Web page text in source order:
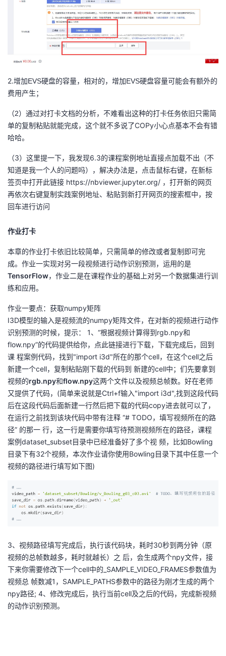
博
的
坛
我
圈
的
播
我
活
的
注
我
的
开
发
者
学
堂
的
课
程
我
的
认
证
我
的
实
验
我
的
收
藏
我
的
Programs
我
的
支
持
我
技
术
支
持
的
云
声
建
议
2.增加EVS硬盘的容量，相对的，增加EVS硬盘容量可能会有额外的
费用产生；
（2） 通过对打卡文档的分析，不难看出这种的打卡任务依旧只需简
单的复制粘贴就能完成，这个就不多说了COPy小心点基本不会有错
哈哈。
（3）这里提一下，我发现6.3的课程案例地址直接点加载不出（不
知道是我一个人的问题吗），解决办法是，点击鼠标右键，在新标
签页中打开此链接 https://nbviewer.jupyter.org/ ，打开新的网页
再依次右键复制实践案例地址、粘贴到新打开网页的搜索框中，按
回车进行访问
作业打卡
本章的作业打卡依旧比较简单，只需简单的修改或者复制即可完
成。作业一实现对另一段视频进行动作识别预测，运用的是
TensorFlow，作业二是在课程作业的基础上对另一个数据集进行训
练和应用。
作业一要点：获取numpy矩阵
I3D模型的输入是视频流的numpy矩阵文件，在对新的视频进行动作
识别预测的时候，提示： 1、“根据视频计算得到rgb.npy和
flow.npy”的代码提供给你，点此链接进行下载，下载完成后，回到
课 程案例代码，找到"import i3d"所在的那个cell，在这个cell之后
新建一个cell，复制粘贴刚下载的代码到 新建的cell中；们先要拿到
视频的rgb.npy和flow.npy这两个文件以及视频总帧数。好在老师
又提供了代码，(简单来说就是Ctrl+f输入"import i3d",找到这段代码
后在这段代码后面新建一行然后把下载的代码copy进去就可以了，
在运行之前找到该块代码中带有注释 “# TODO，填写视频所在的路
径” 的那一 行，这一行是需要你填写待预测视频所在的路径，课程
案例dataset_subset目录中已经准备好了多个视 频，比如Bowling
目录下有32个视频，本次作业请你使用Bowling目录下其中任意一个
视频的路径进行填写如下图)
3、视频路径填写完成后，执行该代码块，耗时30秒到两分钟（原
视频的总帧数越多，耗时就越长）之 后，会生成两个npy文件，接
下来你需要修改下一个cell中的_SAMPLE_VIDEO_FRAMES参数值为
视频总 帧数减1，SAMPLE_PATHS参数中的路径为刚才生成的两个
npy路径; 4、修改完成后，执行当前cell及之后的代码，完成新视频
的动作识别预测。